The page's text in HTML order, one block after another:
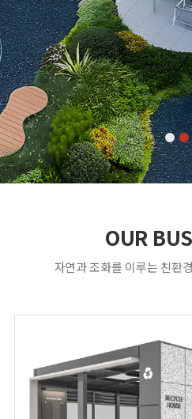
OUR
자연과 조화를 이루는 친환